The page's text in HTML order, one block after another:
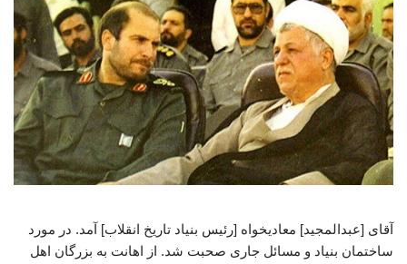
آقای [عبدالمجید] معادیخواه [رئیس بنیاد تاریخ انقلاب] آمد. در مورد
ساختمان بنیاد و مسائل جاری صحبت شد. از اهانت به بزرگان اهل